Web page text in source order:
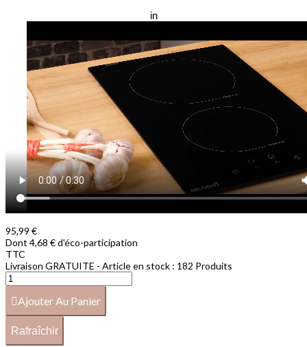
in
95,99 €
Dont 4,68 € d'éco-participation
TTC
Livraison GRATUITE - Article en stock : 182 Produits
Ajouter Au Panier